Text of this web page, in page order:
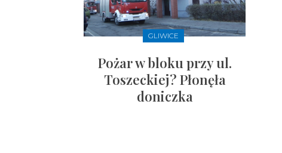
GLIWICE
Pożar w bloku przy ul.
Toszeckiej? Płonęła
doniczka